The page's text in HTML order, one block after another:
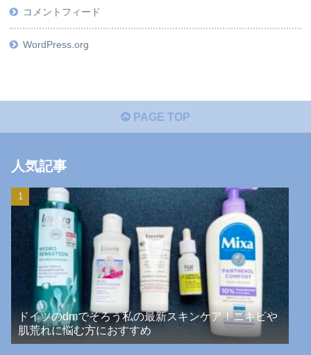
コメントフィード
WordPress.org
PAGE TOP
人気記事
ドイツのdmでそろう私の最新スキンケア！ニキビや
肌荒れに悩む方におすすめ